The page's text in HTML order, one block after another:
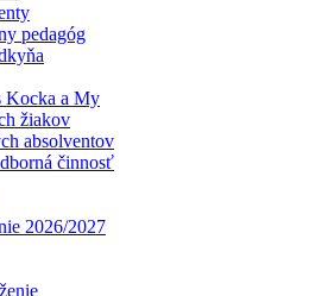
pedagóg
Kocka a My
žiakov
absolventov
činnosť
2026/2027